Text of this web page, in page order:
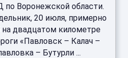
Воронежской области.
20 июля, примерно
на двадцатом километре
«Павловск – Калач –
– Бутурли ...